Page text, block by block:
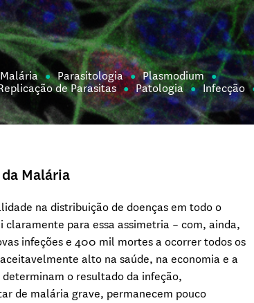
Malária Parasitologia
Plasmodium
de Parasitas Patologia
Infecção
Malária
na distribuição de doenças em todo o
para essa assimetria – com, ainda,
infeções e 400 mil mortes a ocorrer todos os
alto na saúde, na economia e a
o resultado da infeção,
de malária grave, permanecem pouco